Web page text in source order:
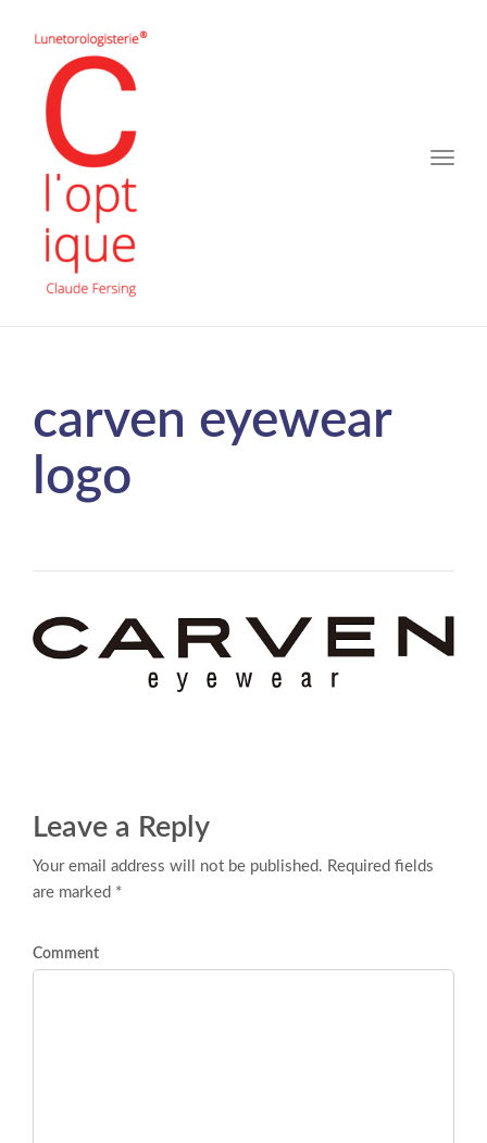
Toggle
carven eyewear
logo
Leave a Reply
Your email address will not be published. Required fields
are marked *
Comment